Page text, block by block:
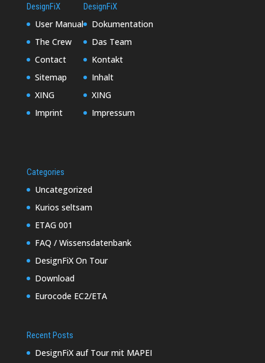
DesignFiX
User Manual
The Crew
Contact
Sitemap
XING
Imprint
DesignFiX
Dokumentation
Das Team
Kontakt
Inhalt
XING
Impressum
Categories
Uncategorized
Kurios seltsam
ETAG 001
FAQ / Wissensdatenbank
DesignFiX On Tour
Download
Eurocode EC2/ETA
Recent Posts
DesignFiX auf Tour mit MAPEI